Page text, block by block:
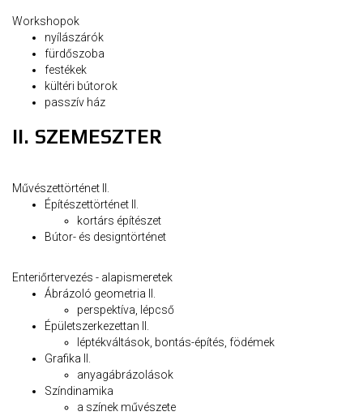
Workshopok
nyílászárók
fürdőszoba
festékek
kültéri bútorok
passzív ház
II. SZEMESZTER
Művészettörténet II.
Építészettörténet II.
kortárs építészet
Bútor- és designtörténet
Enteriőrtervezés - alapismeretek
Ábrázoló geometria II.
perspektíva, lépcső
Épületszerkezettan II.
léptékváltások, bontás-építés, födémek
Grafika II.
anyagábrázolások
Színdinamika
a színek művészete